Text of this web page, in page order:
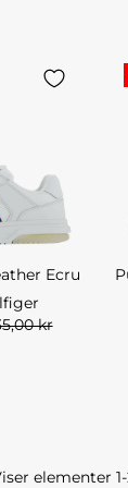
Ecru
kr
elementer